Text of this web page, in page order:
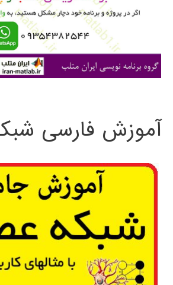
ی
آموزش فارسی